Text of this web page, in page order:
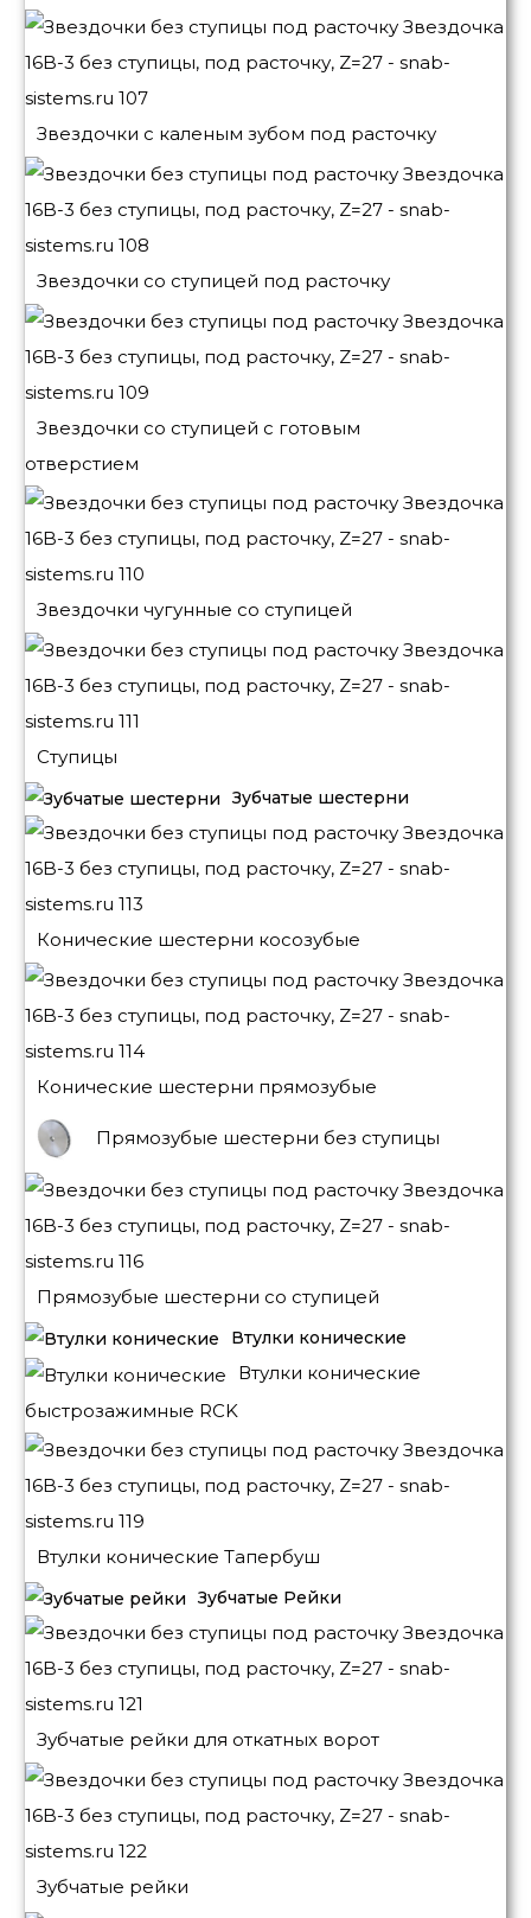
Звездочки с каленым зубом под расточку
Звездочки со ступицей под расточку
Звездочки со ступицей с готовым
отверстием
Звездочки чугунные со ступицей
Ступицы
Зубчатые шестерни
Конические шестерни косозубые
Конические шестерни прямозубые
Прямозубые шестерни без ступицы
Прямозубые шестерни со ступицей
Втулки конические
Втулки конические
быстрозажимные RCK
Втулки конические Тапербуш
Зубчатые Рейки
Зубчатые рейки для откатных ворот
Зубчатые рейки